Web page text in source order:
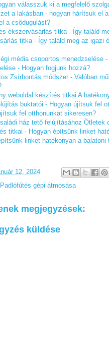
válasszuk ki a megfelelő
a lakásban - hogyan hárítsuk el
a csődugulást?
ékszervásárlás titka - Így találd
titka - Így találd meg az igazi
média csoportos menedzselése
- Hogyan fogjunk hozzá?
Zsírbontás módszer - Valóban
weboldal készítés titkai A
buktatói - Hogyan újítsuk fel
fel otthonunkat sikeresen?
ház tető felújításához Ötletek
titkai - Hogyan építsünk linket
linket hatékonyan a balatoni
12, 2024
Padlófűtés gépi átmosása
megjegyzések:
küldése